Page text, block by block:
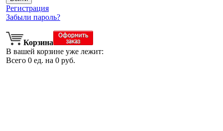
Регистрация
Забыли пароль?
Корзина
В вашей корзине уже лежит:
Всего 0 ед. на 0 руб.